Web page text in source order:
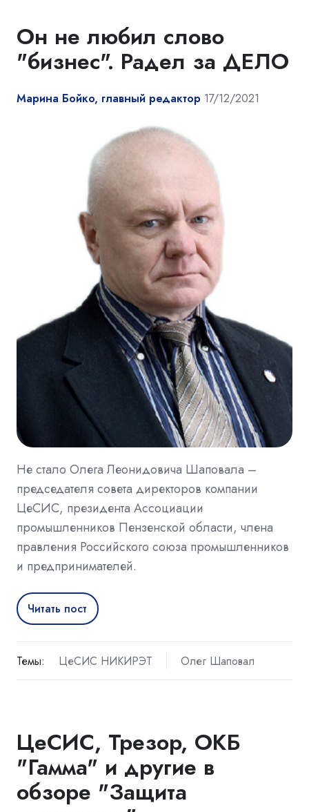
Он не любил слово
"бизнес". Радел за ДЕЛО
Марина Бойко, главный редактор 17/12/2021
Не стало Олега Леонидовича Шаповала –
председателя совета директоров компании
ЦеСИС, президента Ассоциации
промышленников Пензенской области, члена
правления Российского союза промышленников
и предпринимателей.
Читать пост
Темы: ЦеСИС НИКИРЭТ Олег Шаповал
ЦеСИС, Трезор, ОКБ
"Гамма" и другие в
обзоре "Защита